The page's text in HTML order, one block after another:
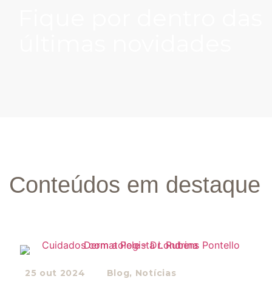
Conteúdos em destaque
25 out 2024 Blog, Notícias